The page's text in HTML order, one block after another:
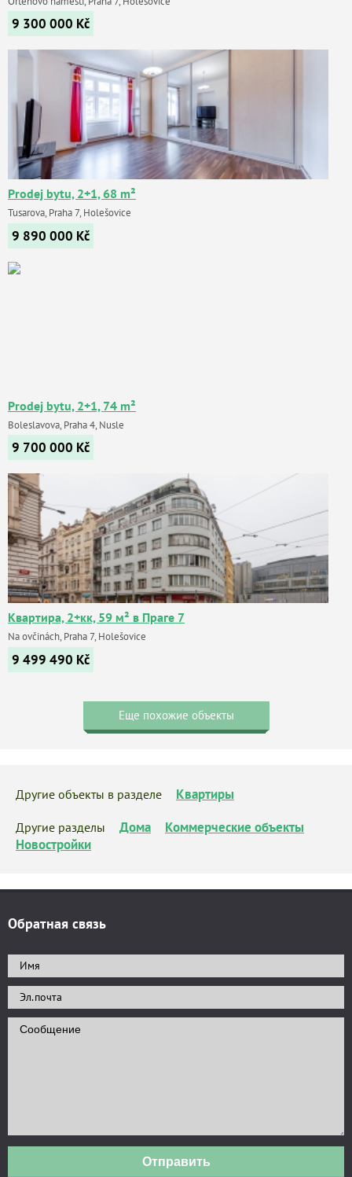
9 300 000 Kč
Prodej bytu, 2+1, 68 m²
Tusarova, Praha 7, Holešovice
9 890 000 Kč
Prodej bytu, 2+1, 74 m²
Boleslavova, Praha 4, Nusle
9 700 000 Kč
Квартира, 2+кк, 59 м² в Праге 7
Na ovčinách, Praha 7, Holešovice
9 499 490 Kč
Еще похожие объекты
Другие объекты в разделе Квартиры
Другие разделы Дома
Коммерческие объекты
Новостройки
Обратная связь
Отправить